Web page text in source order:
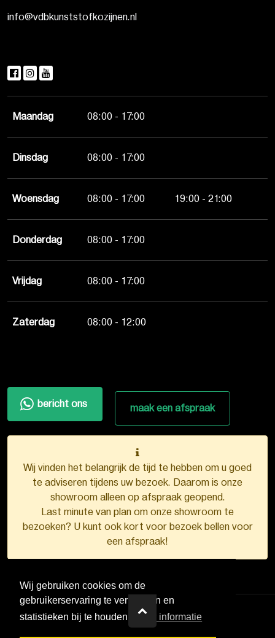
Wij gebruiken cookies om de
gebruikerservaring te verbeteren en
statistieken bij te houden.
Meer informatie
info@vdbkunststofkozijnen.nl
Maandag 08:00 - 17:00
Dinsdag 08:00 - 17:00
Woensdag 08:00 - 17:00 19:00 - 21:00
Donderdag 08:00 - 17:00
Vrijdag 08:00 - 17:00
Zaterdag 08:00 - 12:00
bericht ons maak een afspraak
Wij vinden het belangrijk de tijd te hebben om u goed
te adviseren tijdens uw bezoek. Daarom is onze
showroom alleen op afspraak geopend.
Last minute van plan om onze showroom te
bezoeken? U kunt ook kort voor bezoek bellen voor
een afspraak!